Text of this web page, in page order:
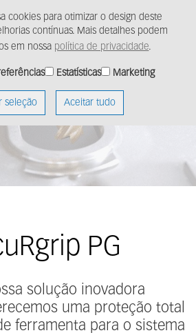
cookies para otimizar o design deste
contínuas. Mais detalhes podem
em nossa política de privacidade.
Estatísticas Marketing
seleção Aceitar tudo
PG
solução inovadora
uma proteção total
ferramenta para o sistema